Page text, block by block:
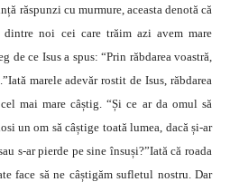
răspunzi cu murmure, aceasta denotă că
dintre noi cei care trăim azi avem mare
de ce Isus a spus: “Prin răbdarea voastră,
marele adevăr rostit de Isus, răbdarea
mai mare câștig. “Și ce ar da omul să
un om să câștige toată lumea, dacă și-ar
s-ar pierde pe sine însuși?”Iată că roada
face să ne câștigăm sufletul nostru. Dar